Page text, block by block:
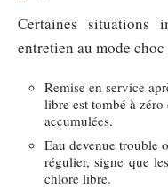
Certaines situations
entretien au mode choc
Remise en service
libre est tombé à zéro
accumulées.
Eau devenue trouble
régulier, signe que
chlore libre.